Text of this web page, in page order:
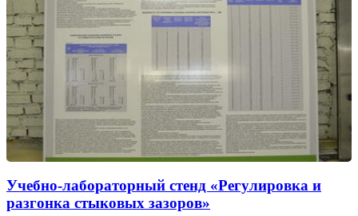
Учебно-лабораторный стенд «Регулировка и
разгонка стыковых зазоров»